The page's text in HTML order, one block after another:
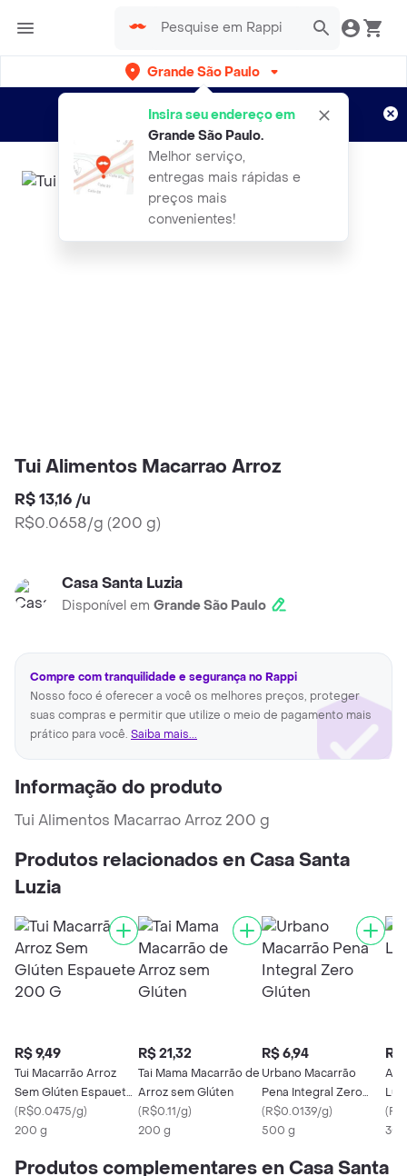
Grande São Paulo
Insira seu endereço em
Grande São Paulo.
Melhor serviço,
entregas mais rápidas e
preços mais
convenientes!
Entregas grátis por 15 dias!
Aplicam T&C
Tui Alimentos Macarrao Arroz
R$ 13,16 /u
R$0.0658/g (200 g)
Casa Santa Luzia
Disponível em Grande São Paulo
Compre com tranquilidade e segurança no Rappi
Nosso foco é oferecer a você os melhores preços, proteger
suas compras e permitir que utilize o meio de pagamento mais
prático para você. Saiba mais...
Informação do produto
Tui Alimentos Macarrao Arroz 200 g
Produtos relacionados en Casa Santa
Luzia
R$ 9,49
Tui Macarrão Arroz
Sem Glúten Espauete
200 G
(R$0.0475/g)
200 g
R$ 21,32
Tai Mama Macarrão de
Arroz sem Glúten
(R$0.11/g)
200 g
R$ 6,94
Urbano Macarrão
Pena Integral Zero
Glúten
(R$0.0139/g)
500 g
R$
(
Produtos complementares en Casa Santa